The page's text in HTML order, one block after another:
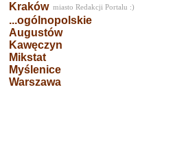
Kraków miasto Redakcji Portalu :)
...ogólnopolskie
Augustów
Kawęczyn
Mikstat
Myślenice
Warszawa